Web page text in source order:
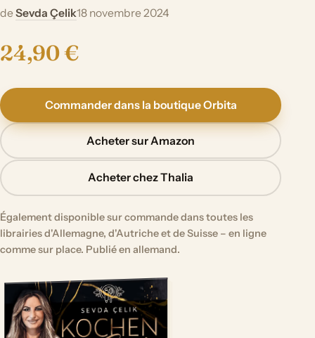
deSevda Çelik18 novembre 2024
24,90 €
Commander dans la boutique Orbita
Acheter sur Amazon
Acheter chez Thalia
Également disponible sur commande dans toutes les
librairies d'Allemagne, d'Autriche et de Suisse – en ligne
comme sur place. Publié en allemand.